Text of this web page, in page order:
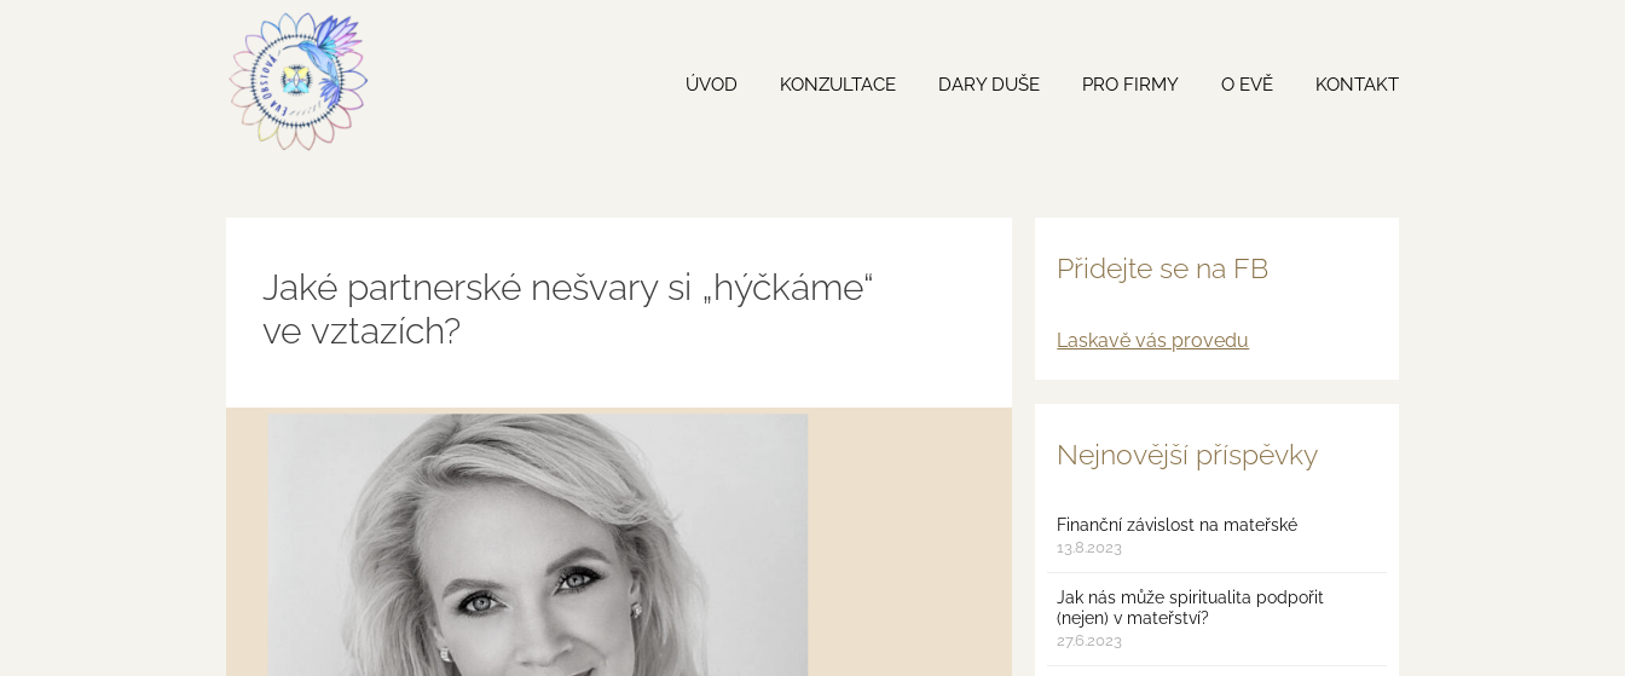
ÚVOD KONZULTACE DARY DUŠE PRO FIRMY O EVĚ KONTAKT
Jaké partnerské nešvary si „hýčkáme“
ve vztazích?
Přidejte se na FB
Laskavě vás provedu
Nejnovější příspěvky
Finanční závislost na mateřské
13.8.2023
Jak nás může spiritualita podpořit
(nejen) v mateřství?
27.6.2023